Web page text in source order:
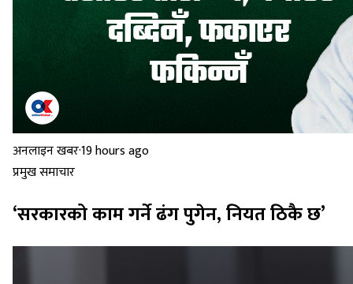
अनलाइन खबर·19 hours ago
प्रमुख समाचार
‘सरकारको काम गर्ने ढंग पुगेन, नियत ठिकै छ’